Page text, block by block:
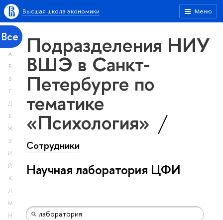
Меню
Высшая школа экономики
Все
А
Б
В
Г
Д
Е
Ж
З
И
Й
К
Л
М
Н
Подразделения НИУ
ВШЭ в Санкт-
Петербурге по
тематике
«Психология»
Сотрудники
Научная лаборатория ЦФИ